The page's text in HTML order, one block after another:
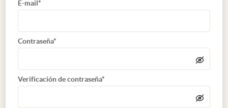
E-mail*
Contraseña*
Verificación de contraseña*